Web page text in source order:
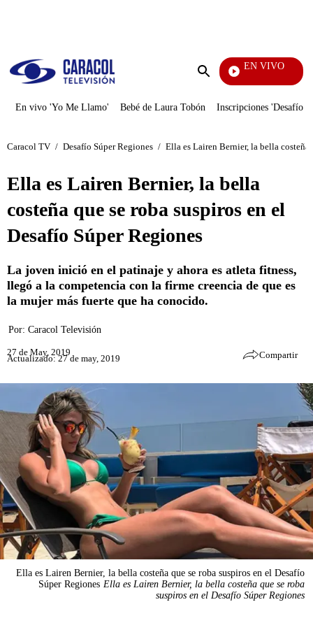
Enviar
EN VIVO
En vivo 'Yo Me Llamo' Bebé de Laura Tobón Inscripciones 'Desafío'
Caracol TV / Desafío Súper Regiones / Ella es Lairen Bernier, la bella costeña
Ella es Lairen Bernier, la bella
costeña que se roba suspiros en el
Desafío Súper Regiones
La joven inició en el patinaje y ahora es atleta fitness,
llegó a la competencia con la firme creencia de que es
la mujer más fuerte que ha conocido.
Por: Caracol Televisión
27 de May, 2019
Actualizado: 27 de may, 2019 Compartir
Ella es Lairen Bernier, la bella costeña que se roba suspiros en el Desafío
Súper Regiones Ella es Lairen Bernier, la bella costeña que se roba
suspiros en el Desafío Súper Regiones